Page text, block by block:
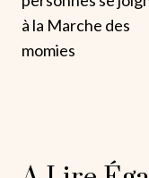
à la Marche des
momies